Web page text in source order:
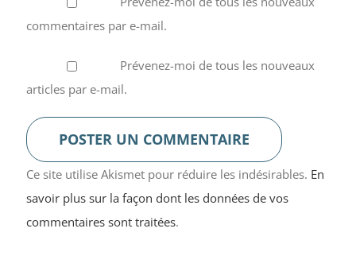
commentaires par e-mail.
Prévenez-moi de tous les nouveaux
articles par e-mail.
Ce site utilise Akismet pour réduire les indésirables. En
savoir plus sur la façon dont les données de vos
commentaires sont traitées.